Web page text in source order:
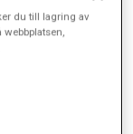
du till lagring av
webbplatsen,